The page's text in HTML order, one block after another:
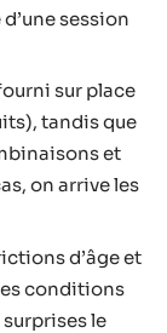
session
sur place
tandis que
et
on arrive les
d’âge et
conditions
le